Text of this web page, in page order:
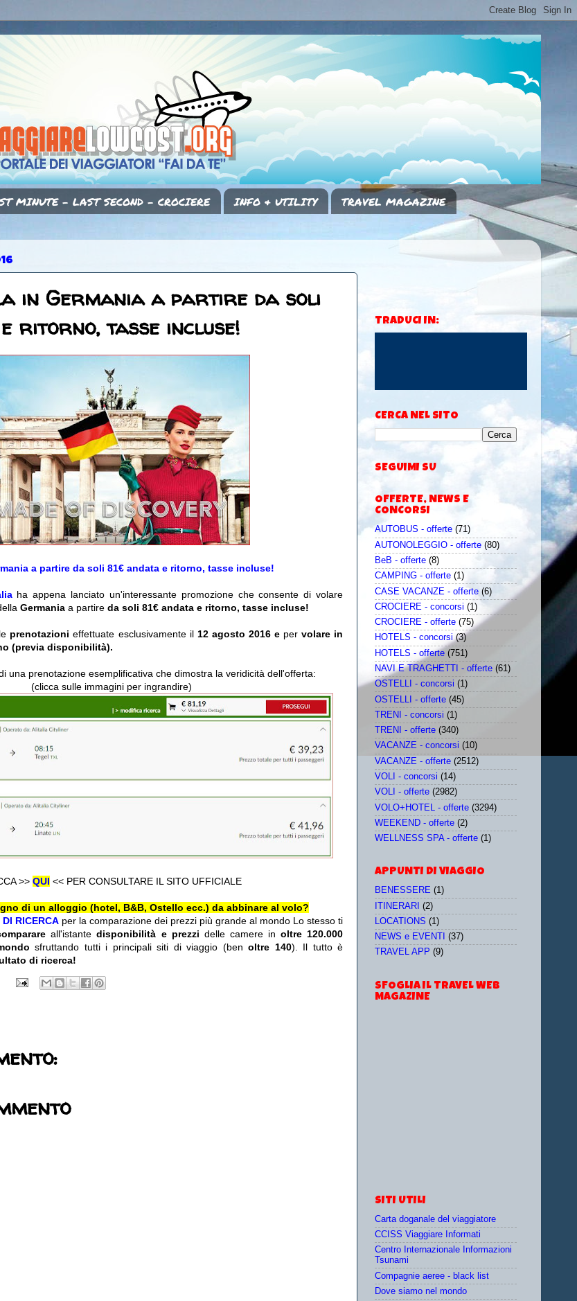
MINUTE - LAST SECOND - CROCIERE INFO & UTILITY
TRAVEL MAGAZINE
in Germania a partire da soli
ritorno, tasse incluse!
a partire da soli 81€ andata e ritorno, tasse incluse!
ha appena lanciato un'interessante promozione che consente di volare
Germania a partire da soli 81€ andata e ritorno, tasse incluse!
prenotazionieffettuate esclusivamente il 12 agosto 2016 e per volare in
(previa disponibilità).
una prenotazione esemplificativa che dimostra la veridicità dell'offerta:
(clicca sulle immagini per ingrandire)
>> QUI << PER CONSULTARE IL SITO UFFICIALE
di un alloggio (hotel, B&B, Ostello ecc.) da abbinare al volo?
DI RICERCA per la comparazione dei prezzi più grande al mondo Lo stesso ti
all'istantedisponibilità e prezzi delle camere in oltre 120.000
sfruttando tutti i principali siti di viaggio (benoltre 140). Il tutto è
di ricerca!
TRADUCI IN:
CERCA NEL SITO
SEGUIMI SU
OFFERTE, NEWS E
CONCORSI
AUTOBUS - offerte (71)
AUTONOLEGGIO - offerte (80)
BeB - offerte (8)
CAMPING - offerte (1)
CASE VACANZE - offerte (6)
CROCIERE - concorsi (1)
CROCIERE - offerte (75)
HOTELS - concorsi (3)
HOTELS - offerte (751)
NAVI E TRAGHETTI - offerte (61)
OSTELLI - concorsi (1)
OSTELLI - offerte (45)
TRENI - concorsi (1)
TRENI - offerte (340)
VACANZE - concorsi (10)
VACANZE - offerte (2512)
VOLI - concorsi (14)
VOLI - offerte (2982)
VOLO+HOTEL - offerte (3294)
WEEKEND - offerte (2)
WELLNESS SPA - offerte (1)
APPUNTI DI VIAGGIO
BENESSERE (1)
ITINERARI (2)
LOCATIONS (1)
NEWS e EVENTI
(37)
TRAVEL APP (9)
SFOGLIA IL TRAVEL WEB
MAGAZINE
SITI UTILI
Carta doganale del viaggiatore
CCISS Viaggiare Informati
Centro Internazionale Informazioni
Tsunami
Compagnie aeree - black list
Dove siamo nel mondo